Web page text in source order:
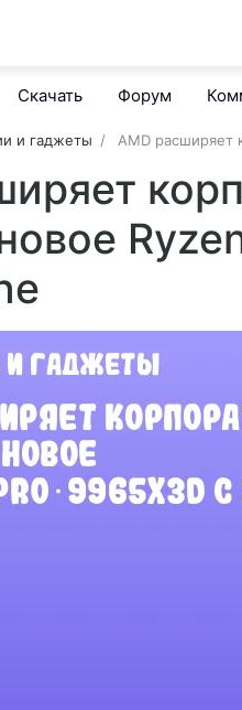
Скачать Форум
и гаджеты AMD расширяет